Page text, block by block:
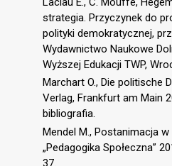
strategia. Przyczynek do
polityki demokratycznej,
Wydawnictwo Naukowe
Wyższej Edukacji TWP,
Marchart O., Die politische
Verlag, Frankfurt am Main
bibliografia.
Mendel M., Postanimacja
„Pedagogika Społeczna”
37.